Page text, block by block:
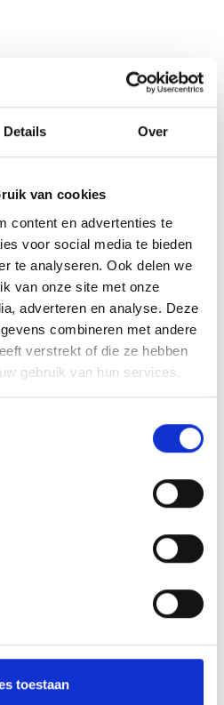
Details Over
van cookies
content en advertenties te
voor social media te bieden
te analyseren. Ook delen we
van onze site met onze
adverteren en analyse. Deze
combineren met andere
verstrekt of die ze hebben
gebruik van hun services.
toestaan